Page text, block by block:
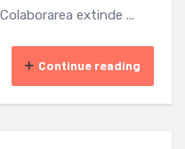
extinde ...
Continue reading